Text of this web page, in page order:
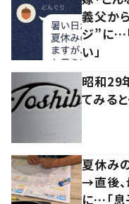
義父か
ジ”に…
い」
昭和29
てみる
夏休み
→直後、
に…「息